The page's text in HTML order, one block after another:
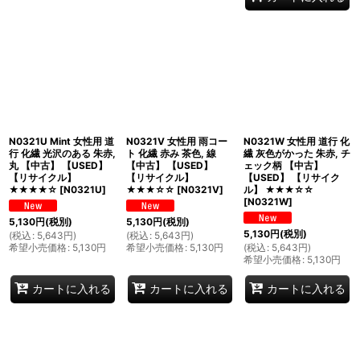
N0321U Mint 女性用 道
行 化繊 光沢のある 朱赤,
丸 【中古】 【USED】
【リサイクル】
★★★★☆ [N0321U]
5,130円(税別)
(税込 : 5,643円)
希望小売価格: 5,130円
カートに入れる
N0321V 女性用 雨コー
ト 化繊 赤み 茶色, 線
【中古】 【USED】
【リサイクル】
★★★☆☆ [N0321V]
5,130円(税別)
(税込 : 5,643円)
希望小売価格: 5,130円
カートに入れる
N0321W 女性用 道行 化
繊 灰色がかった 朱赤, チ
ェック柄 【中古】
【USED】 【リサイク
ル】 ★★★☆☆
[N0321W]
5,130円(税別)
(税込 : 5,643円)
希望小売価格: 5,130円
カートに入れる